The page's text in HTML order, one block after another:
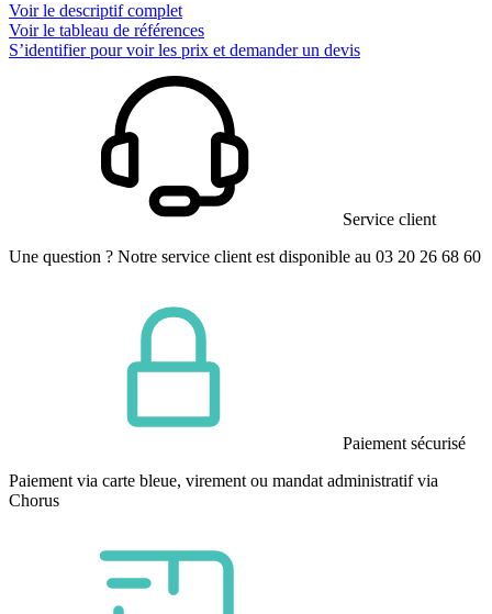
Voir le descriptif complet
Voir le tableau de références
S’identifier pour voir les prix et demander un devis
Service client
Une question ? Notre service client est disponible au 03 20 26 68 60
Paiement sécurisé
Paiement via carte bleue, virement ou mandat administratif via
Chorus